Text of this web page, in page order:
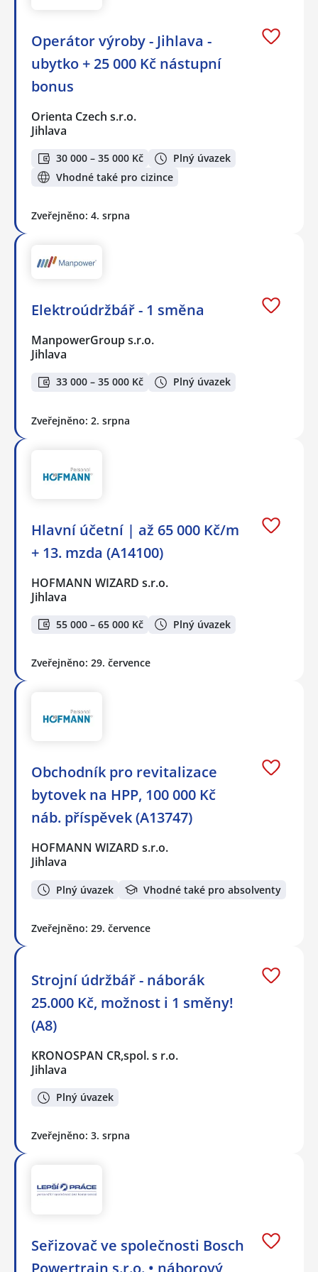
Operátor výroby - Jihlava -
ubytko + 25 000 Kč nástupní
bonus
Orienta Czech s.r.o.
Jihlava
30 000 – 35 000 Kč
Plný úvazek
Vhodné také pro cizince
Zveřejněno: 4. srpna
Elektroúdržbář - 1 směna
ManpowerGroup s.r.o.
Jihlava
33 000 – 35 000 Kč Plný úvazek
Zveřejněno: 2. srpna
Hlavní účetní | až 65 000 Kč/m
+ 13. mzda (A14100)
HOFMANN WIZARD s.r.o.
Jihlava
55 000 – 65 000 Kč Plný úvazek
Zveřejněno: 29. července
Obchodník pro revitalizace
bytovek na HPP, 100 000 Kč
náb. příspěvek (A13747)
HOFMANN WIZARD s.r.o.
Jihlava
Plný úvazek Vhodné také pro absolventy
Zveřejněno: 29. července
Strojní údržbář - náborák
25.000 Kč, možnost i 1 směny!
(A8)
KRONOSPAN CR,spol. s r.o.
Jihlava
Plný úvazek
Zveřejněno: 3. srpna
Seřizovač ve společnosti Bosch